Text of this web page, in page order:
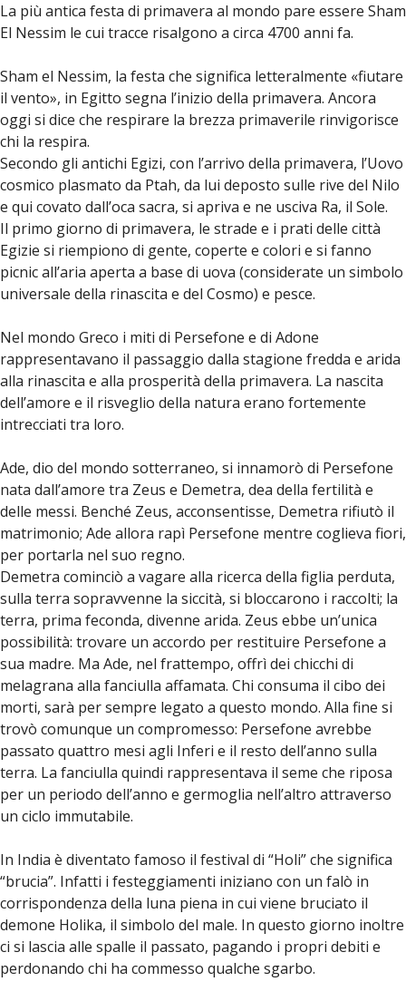
La più antica festa di primavera al mondo pare essere Sham
El Nessim le cui tracce risalgono a circa 4700 anni fa.
Sham el Nessim, la festa che significa letteralmente «fiutare
il vento», in Egitto segna l’inizio della primavera. Ancora
oggi si dice che respirare la brezza primaverile rinvigorisce
chi la respira.
Secondo gli antichi Egizi, con l’arrivo della primavera, l’Uovo
cosmico plasmato da Ptah, da lui deposto sulle rive del Nilo
e qui covato dall’oca sacra, si apriva e ne usciva Ra, il Sole.
Il primo giorno di primavera, le strade e i prati delle città
Egizie si riempiono di gente, coperte e colori e si fanno
picnic all’aria aperta a base di uova (considerate un simbolo
universale della rinascita e del Cosmo) e pesce.
Nel mondo Greco i miti di Persefone e di Adone
rappresentavano il passaggio dalla stagione fredda e arida
alla rinascita e alla prosperità della primavera. La nascita
dell’amore e il risveglio della natura erano fortemente
intrecciati tra loro.
Ade, dio del mondo sotterraneo, si innamorò di Persefone
nata dall’amore tra Zeus e Demetra, dea della fertilità e
delle messi. Benché Zeus, acconsentisse, Demetra rifiutò il
matrimonio; Ade allora rapì Persefone mentre coglieva fiori,
per portarla nel suo regno.
Demetra cominciò a vagare alla ricerca della figlia perduta,
sulla terra sopravvenne la siccità, si bloccarono i raccolti; la
terra, prima feconda, divenne arida. Zeus ebbe un’unica
possibilità: trovare un accordo per restituire Persefone a
sua madre. Ma Ade, nel frattempo, offrì dei chicchi di
melagrana alla fanciulla affamata. Chi consuma il cibo dei
morti, sarà per sempre legato a questo mondo. Alla fine si
trovò comunque un compromesso: Persefone avrebbe
passato quattro mesi agli Inferi e il resto dell’anno sulla
terra. La fanciulla quindi rappresentava il seme che riposa
per un periodo dell’anno e germoglia nell’altro attraverso
un ciclo immutabile.
In India è diventato famoso il festival di “Holi” che significa
“brucia”. Infatti i festeggiamenti iniziano con un falò in
corrispondenza della luna piena in cui viene bruciato il
demone Holika, il simbolo del male. In questo giorno inoltre
ci si lascia alle spalle il passato, pagando i propri debiti e
perdonando chi ha commesso qualche sgarbo.